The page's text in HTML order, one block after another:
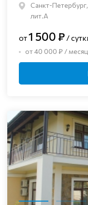
Санкт-
лит.А
от1 500 ₽ /
от 40 000 ₽ / месяц